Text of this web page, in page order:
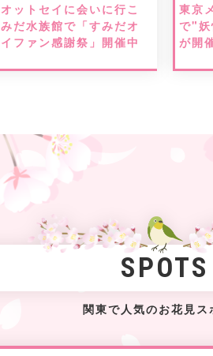
ットセイに会いに行こ
だ水族館で「すみだオ
ファン感謝祭」開催中
東京
で"妖
が開
SPOTS
関東で人気のお花見ス